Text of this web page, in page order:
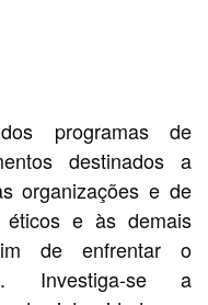
programas de
destinados a
organizações e de
éticos e às demais
de enfrentar o
Investiga-se a